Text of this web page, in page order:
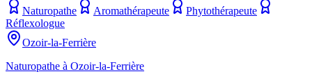
Naturopathe Aromathérapeute
Phytothérapeute
Réflexologue
Ozoir-la-Ferrière
Naturopathe à Ozoir-la-Ferrière